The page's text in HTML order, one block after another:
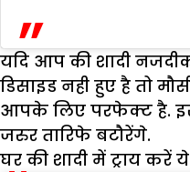
यदि आप की शादी
डिसाइड नही हुए है तो
आपके लिए परफेक्ट है.
जरुर तारिफे बटौरेंगे.
घर की शादी में ट्राय करें